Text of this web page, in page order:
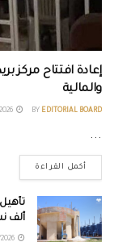
إعادة افتتاح مركز
والمالية
BY EDITORIAL BOARD
...
أكمل القراءة
ألف